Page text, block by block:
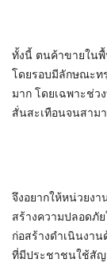
ทั้งนี้ ตนค้าขายในพื้
โดยรอบมีลักษณะท
มาก โดยเฉพาะช่ว
สั่นสะเทือนจนสาม
จึงอยากให้หน่วยงา
สร้างความปลอดภั
ก่อสร้างดำเนินงา
ที่มีประชาชนใช้สัญ